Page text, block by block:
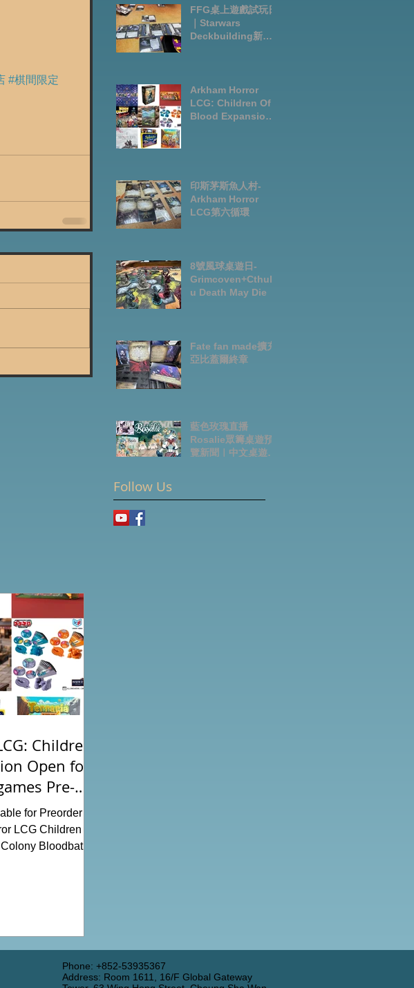
#棋間限定
FFG桌上遊戲試玩日
｜Starwars
Deckbuilding新擴
deck
Arkham Horror
LCG: Children Of
Blood Expansion
印斯茅斯魚人村-
Arkham Horror
LCG第六循環
8號風球桌遊日-
Grimcoven+Cthulh
u Death May Die
Fate fan made擴充-
亞比蓋爾終章
藍色玫瑰直播
Rosalie眾籌桌遊預
覽新聞｜中文桌遊節
Follow Us
Children
Open for
Pre-
for Preorder for
LCG Children Of
Bloodbath
shop
Retail Shop
Phone: +852-53935367
Address: Room 1611, 16/F Global Gateway